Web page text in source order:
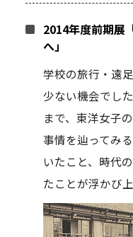
2014年度前期
へ」
学校の旅行・遠
少ない機会でし
まで、東洋女子
事情を辿ってみ
いたこと、時代
たことが浮かび